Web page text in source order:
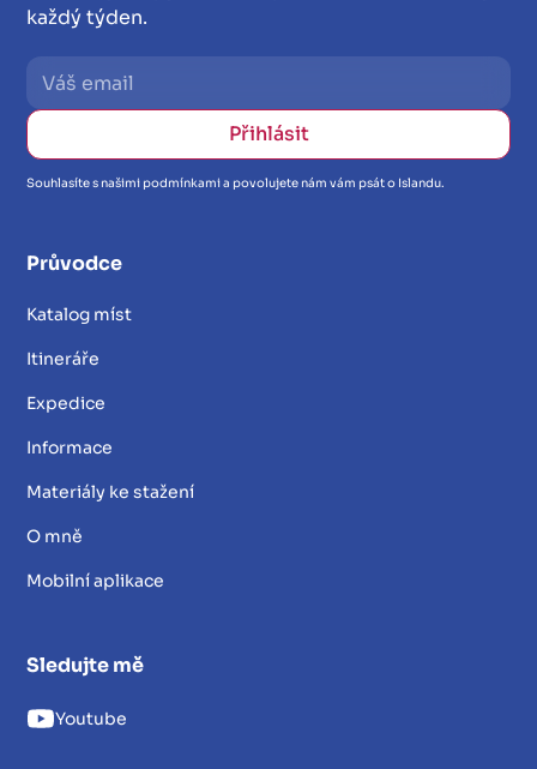
každý týden.
Souhlasíte s našimi podmínkami a povolujete nám vám psát o Islandu.
Průvodce
Katalog míst
Itineráře
Expedice
Informace
Materiály ke stažení
O mně
Mobilní aplikace
Sledujte mě
Youtube